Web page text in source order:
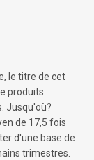
le titre de cet
produits
Jusqu'où?
de 17,5 fois
d'une base de
trimestres.